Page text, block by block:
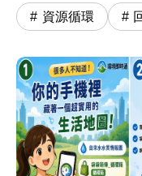
資源循環